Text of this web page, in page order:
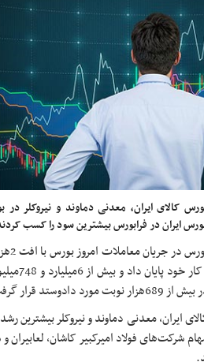
کالای ایران، معدنی دماوند و نیروکلر در
ایران در فرابورس بیشترین سود را کسب
ارتفاع
ایران، معدنی دماوند و نیروکلر بیشترین
شرکت‌های فولاد امیرکبیر کاشان،